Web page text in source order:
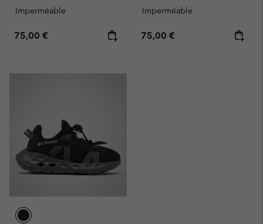
Imperméable
Regular price:
75,00 €
Imperméable
Regular price:
75,00 €